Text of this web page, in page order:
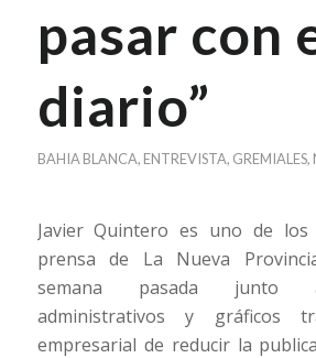
pasar con
diario”
BAHIA BLANCA, ENTREVISTA, GREMIALES,
Javier Quintero es uno de los
prensa de La Nueva
semana pasada junto
administrativos y gráficos
empresarial de reducir la